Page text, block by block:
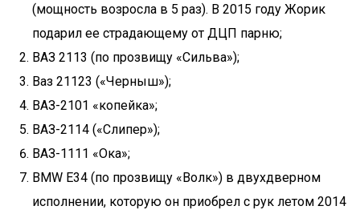
(мощность возросла в 5 раз). В 2015 году Жорик
подарил ее страдающему от ДЦП парню;
ВАЗ 2113 (по прозвищу «Сильва»);
Ваз 21123 («Черныш»);
ВАЗ-2101 «копейка»;
ВАЗ-2114 («Слипер»);
ВАЗ-1111 «Ока»;
BMW E34 (по прозвищу «Волк») в двухдверном
исполнении, которую он приобрел с рук летом 2014